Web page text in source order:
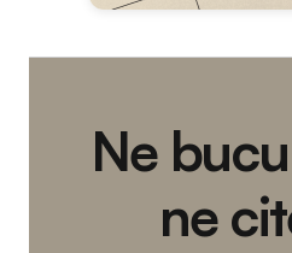
Ne
ne